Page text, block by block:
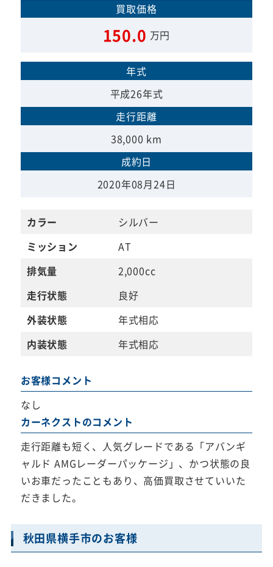
買取価格
150.0 万円
年式
平成26年式
走行距離
38,000 km
成約日
2020年08月24日
カラー
シルバー
ミッション
AT
排気量
2,000cc
走行状態
良好
外装状態
年式相応
内装状態
年式相応
お客様コメント
なし
カーネクストのコメント
走行距離も短く、人気グレードである「アバンギ
ャルド AMGレーダーパッケージ」、かつ状態の良
いお車だったこともあり、高価買取させていいた
だきました。
秋田県横手市のお客様